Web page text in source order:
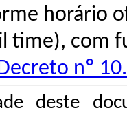
horário
time), com
nº
deste